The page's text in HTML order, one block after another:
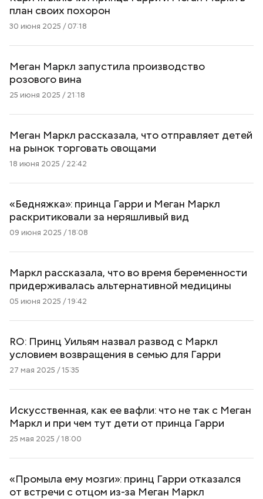
план своих похорон
30 июня 2025 / 07:18
Меган Маркл запустила производство
розового вина
25 июня 2025 / 21:18
Меган Маркл рассказала, что отправляет детей
на рынок торговать овощами
18 июня 2025 / 22:42
«Бедняжка»: принца Гарри и Меган Маркл
раскритиковали за неряшливый вид
09 июня 2025 / 18:08
Маркл рассказала, что во время беременности
придерживалась альтернативной медицины
05 июня 2025 / 19:42
RO: Принц Уильям назвал развод с Маркл
условием возвращения в семью для Гарри
27 мая 2025 / 15:35
Искусственная, как ее вафли: что не так с Меган
Маркл и при чем тут дети от принца Гарри
25 мая 2025 / 18:00
«Промыла ему мозги»: принц Гарри отказался
от встречи с отцом из-за Меган Маркл